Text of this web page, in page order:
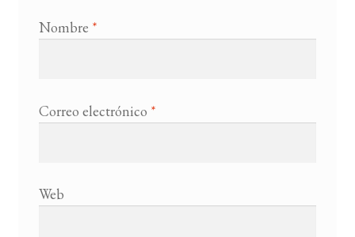
Nombre *
Correo electrónico *
Web